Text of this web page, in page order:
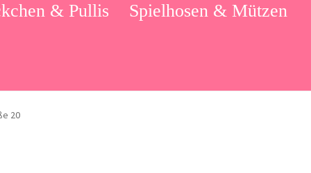
& Pullis Spielhosen & Mützen
20